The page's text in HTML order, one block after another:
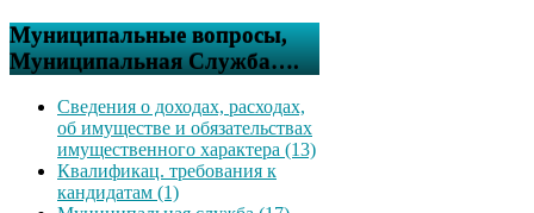
Муниципальные вопросы,
Муниципальная Служба….
Сведения о доходах, расходах,
об имуществе и обязательствах
имущественного характера (13)
Квалификац. требования к
кандидатам (1)